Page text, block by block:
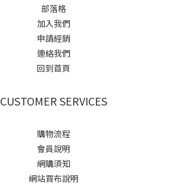
部落格
加入我們
申請經銷
連絡我們
回到首頁
CUSTOMER SERVICES
購物流程
會員說明
網購須知
網站買布說明